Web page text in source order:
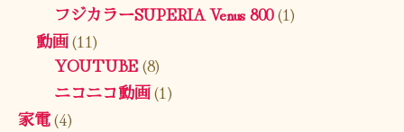
フジカラーSUPERIA Venus 800(1)
動画(11)
YOUTUBE(8)
ニコニコ動画(1)
家電(4)